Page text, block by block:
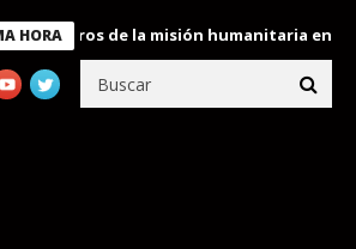
HORA de la misión humanitaria enviada a